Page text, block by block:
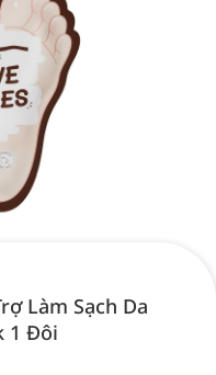
Làm Sạch Da
1 Đôi